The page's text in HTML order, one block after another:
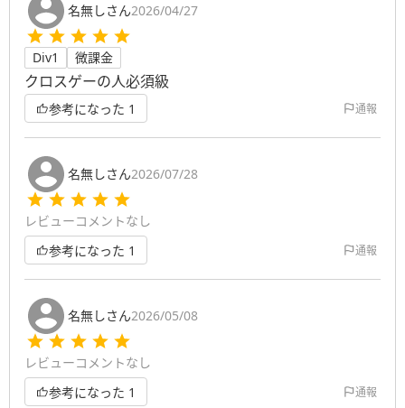
名無しさん2026/04/27
Div1 微課金
クロスゲーの人必須級
参考になった 1 通報
名無しさん2026/07/28
レビューコメントなし
参考になった 1 通報
名無しさん2026/05/08
レビューコメントなし
参考になった 1 通報